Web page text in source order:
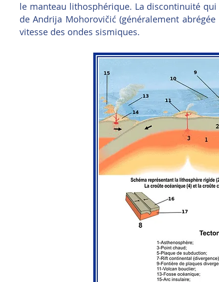
le manteau lithosphérique. La discontinuité
de Andrija Mohorovičić (généralement
vitesse des ondes sismiques.